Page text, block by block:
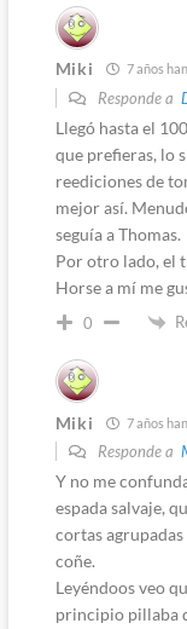
Miki 7 años
Responde a
Llegó hasta el
que prefieras, lo
reediciones de
mejor así.
seguía a Thomas.
Por otro lado, el
Horse a mí me
0
Miki 7 años
Responde a
Y no me
espada salvaje,
cortas
coñe.
Leyéndoos veo
principio pillaba